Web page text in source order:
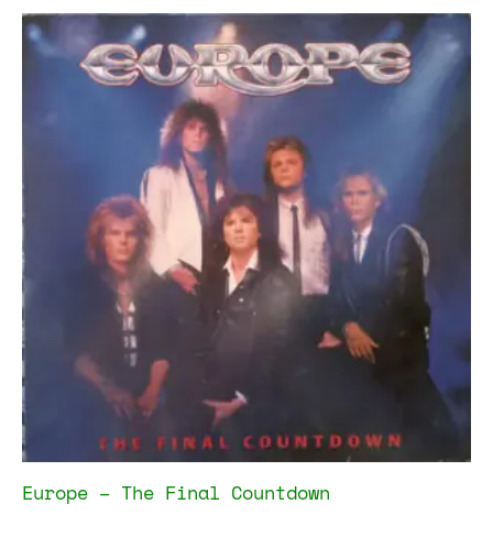
Europe – The Final Countdown